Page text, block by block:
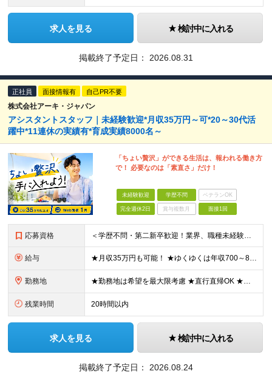
求人を見る 検討中に入れる
掲載終了予定日： 2026.08.31
正社員 面接情報有 自己PR不要
株式会社アーキ・ジャパン
アシスタントスタッフ｜未経験歓迎*月収35万円～可*20～30代活
躍中*11連休の実績有*育成実績8000名～
「ちょい贅沢」ができる生活は、報われる働き方
で！ 必要なのは「素直さ」だけ！
未経験歓迎 学歴不問 ベテランOK
完全週休2日 賞与複数月 面接1回
応募資格 ＜学歴不問・第二新卒歓迎！業界、職種未経験歓迎！20代～30代活躍中＞ ★35歳以下の方（若年層の長期キャリア形成を図るため） ★フリーター・正社員未経験・社会人未経験OK ★転職回数が多い方もぜひ
給与 ★月収35万円も可能！ ★ゆくゆくは年収700～800万円も！ ★手当が多数あり ・残業手当（100％）★1分単位で支給 ・資格手当（最大月6万円） ・結婚/出産祝金（最大3万円） 【首都圏・北関東
勤務地 ★勤務地は希望を最大限考慮 ★直行直帰OK ★車通勤のエリアもあり ★研修は、下記いずれかの研修センターで行います ・東京校（東京本社とアクセスは同様） ・大阪校（大阪府大阪市中央区道修町 2-1-1
残業時間 20時間以内
求人を見る 検討中に入れる
掲載終了予定日： 2026.08.24